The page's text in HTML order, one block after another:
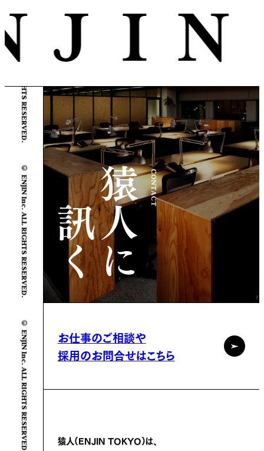
© ENJIN Inc. ALL RIGHTS RESERVED.
© ENJIN Inc. ALL RIGHTS RESERVED.
© ENJIN Inc. ALL RIGHTS RESERVED.
CONTACT
お仕事のご相談や
採用のお問合せはこちら
猿人(ENJIN TOKYO)は、